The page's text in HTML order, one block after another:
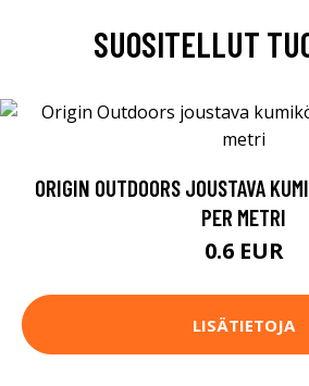
SUOSITELLUT
ORIGIN OUTDOORS JOUSTAVA
PER METRI
0.6 EUR
LISÄTIETOJA